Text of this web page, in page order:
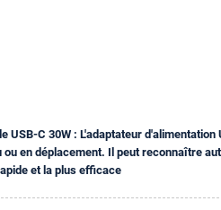
USB-C 30W : L'adaptateur
en déplacement. Il peut reconnaître
et la plus efficace